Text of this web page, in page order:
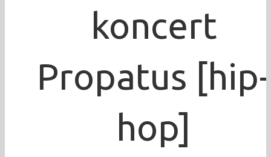
koncert
Propatus [hip-
hop]